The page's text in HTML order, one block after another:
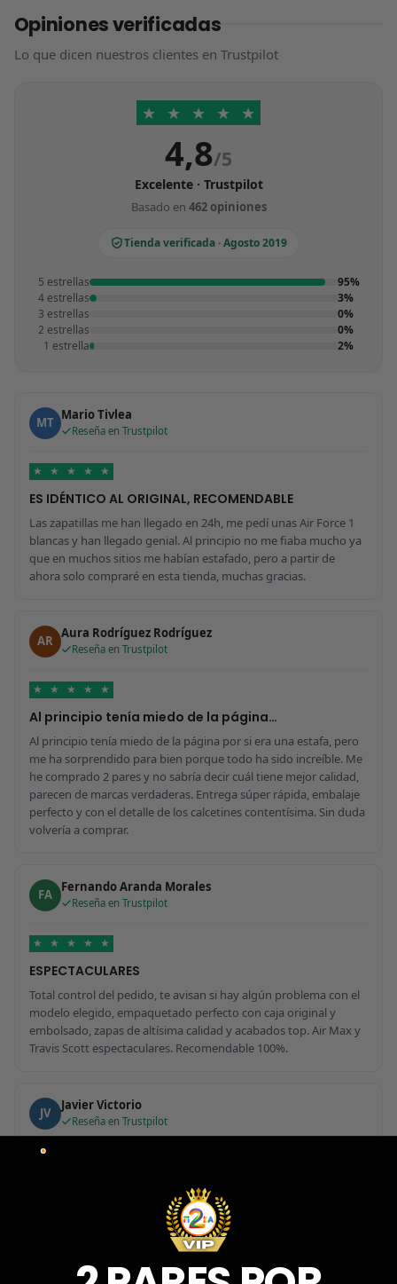
Opiniones verificadas
Lo que dicen nuestros clientes en Trustpilot
★ ★ ★ ★ ★
4,8/5
Excelente · Trustpilot
Basado en 462 opiniones
Tienda verificada · Agosto 2019
5 estrellas
95%
4 estrellas
3%
3 estrellas
0%
2 estrellas
0%
1 estrella
2%
MT Mario Tivlea
Reseña en Trustpilot
★ ★ ★ ★ ★
ES IDÉNTICO AL ORIGINAL, RECOMENDABLE
Las zapatillas me han llegado en 24h, me pedí unas Air Force 1
blancas y han llegado genial. Al principio no me fiaba mucho ya
que en muchos sitios me habían estafado, pero a partir de
ahora solo compraré en esta tienda, muchas gracias.
AR Aura Rodríguez Rodríguez
Reseña en Trustpilot
★ ★ ★ ★ ★
Al principio tenía miedo de la página…
Al principio tenía miedo de la página por si era una estafa, pero
me ha sorprendido para bien porque todo ha sido increíble. Me
he comprado 2 pares y no sabría decir cuál tiene mejor calidad,
parecen de marcas verdaderas. Entrega súper rápida, embalaje
perfecto y con el detalle de los calcetines contentísima. Sin duda
volvería a comprar.
FA Fernando Aranda Morales
Reseña en Trustpilot
★ ★ ★ ★ ★
ESPECTACULARES
Total control del pedido, te avisan si hay algún problema con el
modelo elegido, empaquetado perfecto con caja original y
embolsado, zapas de altísima calidad y acabados top. Air Max y
Travis Scott espectaculares. Recomendable 100%.
JV Javier Victorio
Reseña en Trustpilot
Perfectos y súper serios y atentos
Perfectos y súper serios y atentos. He comprado 5 pares y el
último que acaba de llegar, unas Uptempo de tallaje especial
pagadas por adelantado. Súper confiables y totalmente
recomendables.